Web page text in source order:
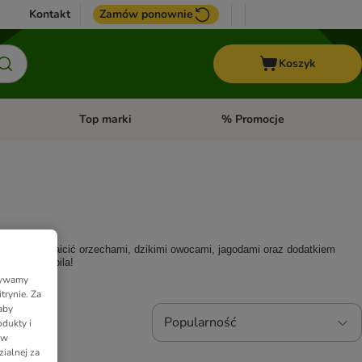
Kontakt Zamów ponownie
Koszyk
kategorii: PtakiOtwórz menu kategorii: Konie
Top marki Otwórz menu kategorii: Top
% Promocje
urozmaicić orzechami, dzikimi owocami, jagodami oraz dodatkiem
pupila!
Popularność
Za
i
za